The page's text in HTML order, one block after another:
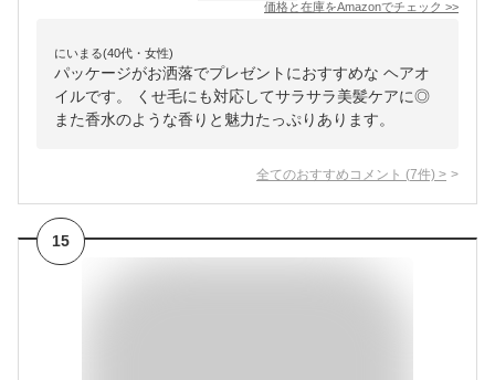
価格と在庫をAmazonでチェック >>
にいまる(40代・女性)
パッケージがお洒落でプレゼントにおすすめな ヘアオ
イルです。 くせ毛にも対応してサラサラ美髪ケアに◎
また香水のような香りと魅力たっぷりあります。
全てのおすすめコメント (7件) >
15